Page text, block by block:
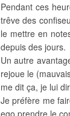
Pendant ces
trêve des
le mettre en
depuis des jours.
Un autre
rejoue le
me dit ça, je lui
Je préfère me
ego prendre le